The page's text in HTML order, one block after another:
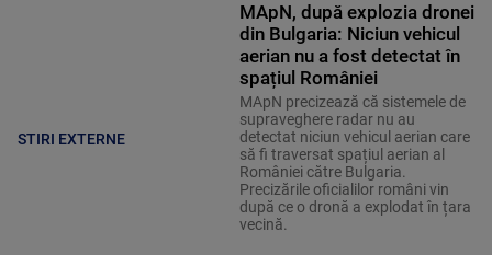
STIRI EXTERNE
MApN, după explozia dronei
din Bulgaria: Niciun vehicul
aerian nu a fost detectat în
spațiul României
MApN precizează că sistemele de
supraveghere radar nu au
detectat niciun vehicul aerian care
să fi traversat spațiul aerian al
României către Bulgaria.
Precizările oficialilor români vin
după ce o dronă a explodat în țara
vecină.